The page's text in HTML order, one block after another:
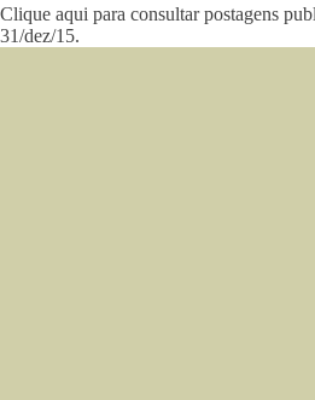
Clique aqui para consultar postagens
31/dez/15.